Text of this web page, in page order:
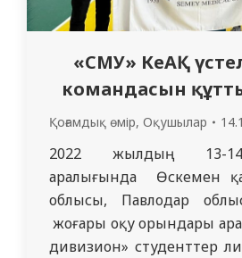
«СМУ» КеАҚ
командасын
Қоғамдық өмір, Оқушылар
2022 жылдың 13-14
аралығында Өскемен
облысы, Павлодар
жоғары оқу орындары
дивизион» студенттер